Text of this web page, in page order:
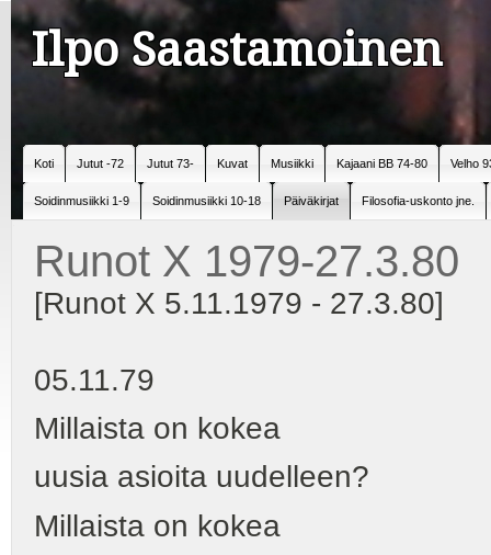
Ilpo Saastamoinen
Koti Jutut -72 Jutut 73- Kuvat Musiikki Kajaani BB 74-80 Velho
Soidinmusiikki 1-9 Soidinmusiikki 10-18 Päiväkirjat Filosofia-uskonto jne.
Runot X 1979-27.3.80
[Runot X 5.11.1979 - 27.3.80]
05.11.79
Millaista on kokea
uusia asioita uudelleen?
Millaista on kokea